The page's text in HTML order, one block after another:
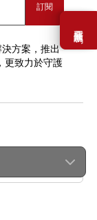
需要幫助嗎？
訂閱
方案，推出
更致力於守護